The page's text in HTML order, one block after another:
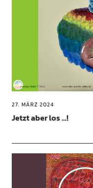
27. MÄRZ 2024
Jetzt aber los …!